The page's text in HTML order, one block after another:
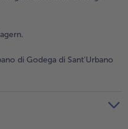
di Godega di Sant'Urbano